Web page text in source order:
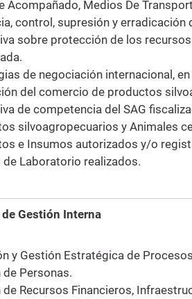
Acompañado, Medios De
control, supresión y
sobre protección de los
de negociación internacional,
del comercio de productos
de competencia del SAG
silvoagropecuarios y Animales
e Insumos autorizados y/o
de Laboratorio realizados.
Gestión Interna
y Gestión Estratégica de
de Personas.
de Recursos Financieros,